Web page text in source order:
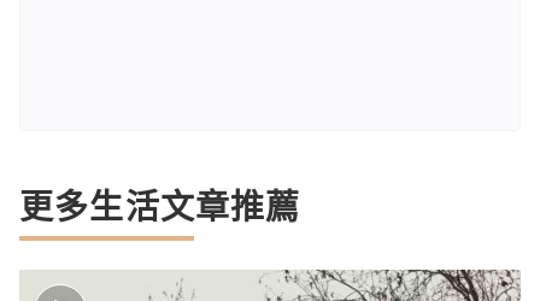
更多生活文章推薦